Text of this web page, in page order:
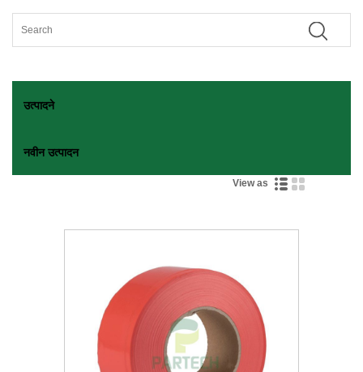
उत्पादने
नवीन उत्पादन
View as